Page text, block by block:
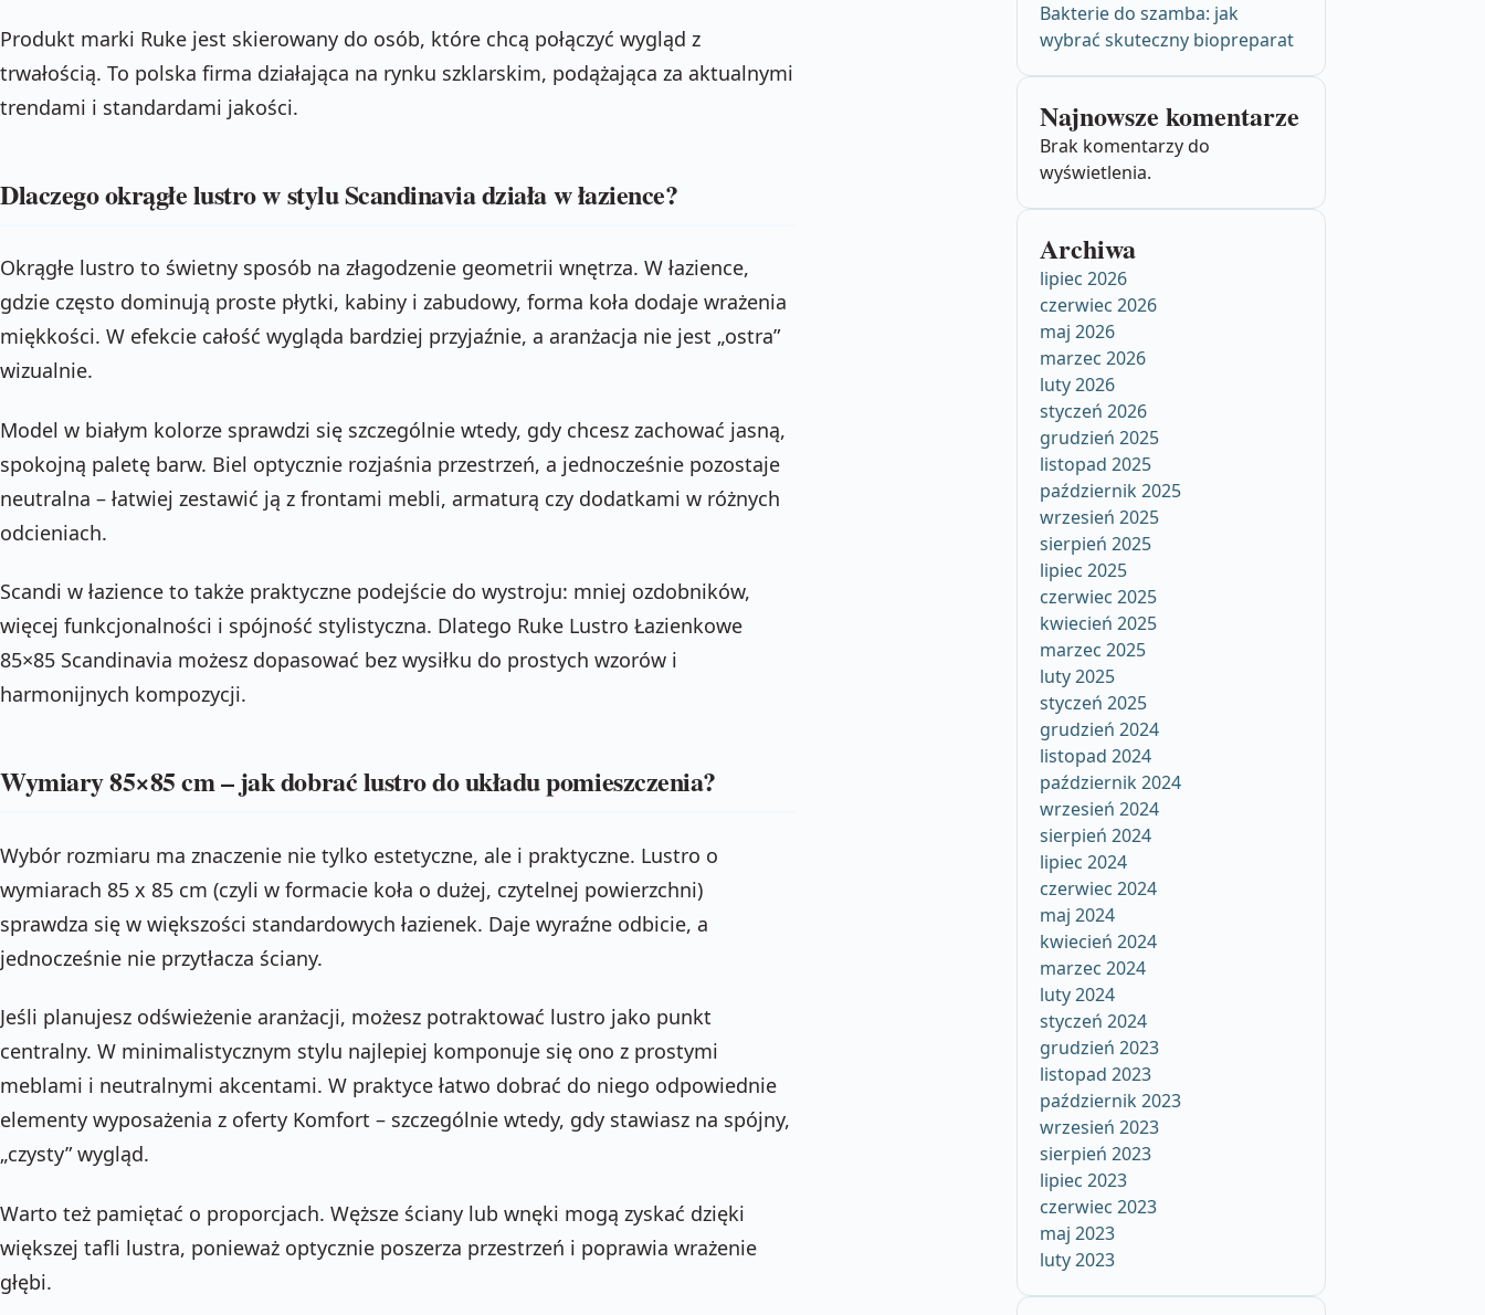
Produkt marki Ruke jest skierowany do osób, które chcą połączyć wygląd z
trwałością. To polska firma działająca na rynku szklarskim, podążająca za aktualnymi
trendami i standardami jakości.
Dlaczego okrągłe lustro w stylu Scandinavia działa w łazience?
Okrągłe lustro to świetny sposób na złagodzenie geometrii wnętrza. W łazience,
gdzie często dominują proste płytki, kabiny i zabudowy, forma koła dodaje wrażenia
miękkości. W efekcie całość wygląda bardziej przyjaźnie, a aranżacja nie jest „ostra”
wizualnie.
Model w białym kolorze sprawdzi się szczególnie wtedy, gdy chcesz zachować jasną,
spokojną paletę barw. Biel optycznie rozjaśnia przestrzeń, a jednocześnie pozostaje
neutralna – łatwiej zestawić ją z frontami mebli, armaturą czy dodatkami w różnych
odcieniach.
Scandi w łazience to także praktyczne podejście do wystroju: mniej ozdobników,
więcej funkcjonalności i spójność stylistyczna. Dlatego Ruke Lustro Łazienkowe
85×85 Scandinavia możesz dopasować bez wysiłku do prostych wzorów i
harmonijnych kompozycji.
Wymiary 85×85 cm – jak dobrać lustro do układu pomieszczenia?
Wybór rozmiaru ma znaczenie nie tylko estetyczne, ale i praktyczne. Lustro o
wymiarach 85 x 85 cm (czyli w formacie koła o dużej, czytelnej powierzchni)
sprawdza się w większości standardowych łazienek. Daje wyraźne odbicie, a
jednocześnie nie przytłacza ściany.
Jeśli planujesz odświeżenie aranżacji, możesz potraktować lustro jako punkt
centralny. W minimalistycznym stylu najlepiej komponuje się ono z prostymi
meblami i neutralnymi akcentami. W praktyce łatwo dobrać do niego odpowiednie
elementy wyposażenia z oferty Komfort – szczególnie wtedy, gdy stawiasz na spójny,
„czysty” wygląd.
Warto też pamiętać o proporcjach. Węższe ściany lub wnęki mogą zyskać dzięki
większej tafli lustra, ponieważ optycznie poszerza przestrzeń i poprawia wrażenie
głębi.
Bakterie do szamba: jak
wybrać skuteczny biopreparat
Najnowsze komentarze
Brak komentarzy do
wyświetlenia.
Archiwa
lipiec 2026
czerwiec 2026
maj 2026
marzec 2026
luty 2026
styczeń 2026
grudzień 2025
listopad 2025
październik 2025
wrzesień 2025
sierpień 2025
lipiec 2025
czerwiec 2025
kwiecień 2025
marzec 2025
luty 2025
styczeń 2025
grudzień 2024
listopad 2024
październik 2024
wrzesień 2024
sierpień 2024
lipiec 2024
czerwiec 2024
maj 2024
kwiecień 2024
marzec 2024
luty 2024
styczeń 2024
grudzień 2023
listopad 2023
październik 2023
wrzesień 2023
sierpień 2023
lipiec 2023
czerwiec 2023
maj 2023
luty 2023